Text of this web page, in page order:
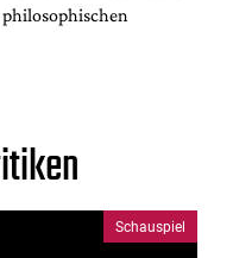
Schauspiel